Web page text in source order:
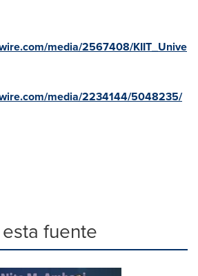
media/2567408/KIIT_Unive
media/2234144/5048235/
fuente